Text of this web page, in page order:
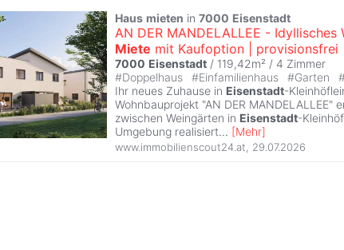
Haus mieten in 7000 Eisenstadt
AN DER MANDELALLEE - Idyllisches
Miete mit Kaufoption | provisionsfrei
7000 Eisenstadt / 119,42m² / 4 Zimmer
#Doppelhaus #Einfamilienhaus #Garten
Ihr neues Zuhause in Eisenstadt-
Wohnbauprojekt "AN DER MANDELALLEE"
zwischen Weingärten in Eisenstadt-
Umgebung realisiert... [Mehr]
www.immobilienscout24.at 29.07.2026